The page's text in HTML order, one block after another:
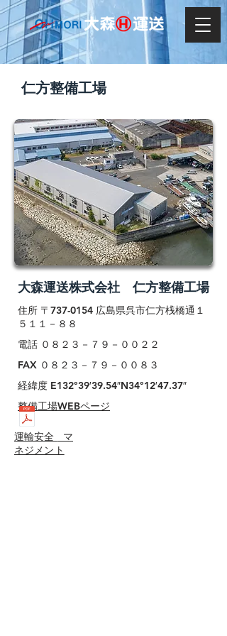
仁方整備工場
大森運送株式会社 仁方整備工場
住所 〒737-0154 広島県呉市仁方桟橋通１
５１１－８８
電話 ０８２３－７９－００２２
FAX ０８２３－７９－００８３
経緯度 E132°39′39.54″N34°12′47.37″
整備工場WEBページ
運輸安全
​ マ
ネジメント